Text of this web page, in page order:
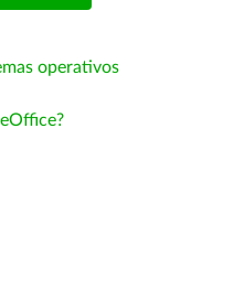
operativos